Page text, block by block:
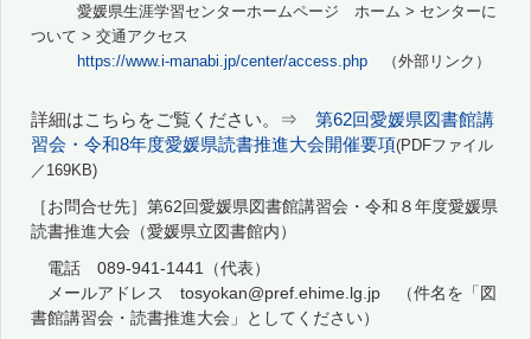
愛媛県生涯学習センターホームページ ホーム > センターに
ついて > 交通アクセス
https://www.i-manabi.jp/center/access.php （外部リンク）
詳細はこちらをご覧ください。⇒ 第62回愛媛県図書館講
習会・令和8年度愛媛県読書推進大会開催要項(PDFファイル
／169KB)
［お問合せ先］第62回愛媛県図書館講習会・令和８年度愛媛県
読書推進大会（愛媛県立図書館内）
電話 089-941-1441（代表）
メールアドレス tosyokan@pref.ehime.lg.jp （件名を「図
書館講習会・読書推進大会」としてください）